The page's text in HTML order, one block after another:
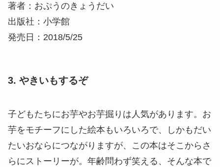
著者：おぷうのきょうだい
出版社：小学館
発売日：2018/5/25
3. やきいもするぞ
子どもたちにお芋やお芋掘りは人気があります。お
芋をモチーフにした絵本もいろいろで、しかもだい
たいおならにつながりますが、この本はそこからさ
らにストーリーが。年齢問わず笑える、そんな本で